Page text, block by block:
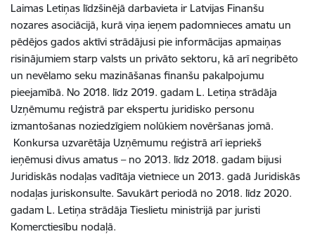
Laimas Letiņas līdzšinējā darbavieta ir Latvijas Finanšu
nozares asociācijā, kurā viņa ieņem padomnieces amatu un
pēdējos gados aktīvi strādājusi pie informācijas apmaiņas
risinājumiem starp valsts un privāto sektoru, kā arī negribēto
un nevēlamo seku mazināšanas finanšu pakalpojumu
pieejamībā. No 2018. līdz 2019. gadam L. Letiņa strādāja
Uzņēmumu reģistrā par ekspertu juridisko personu
izmantošanas noziedzīgiem nolūkiem novēršanas jomā.
Konkursa uzvarētāja Uzņēmumu reģistrā arī iepriekš
ieņēmusi divus amatus – no 2013. līdz 2018. gadam bijusi
Juridiskās nodaļas vadītāja vietniece un 2013. gadā Juridiskās
nodaļas juriskonsulte. Savukārt periodā no 2018. līdz 2020.
gadam L. Letiņa strādāja Tieslietu ministrijā par juristi
Komerctiesību nodaļā.